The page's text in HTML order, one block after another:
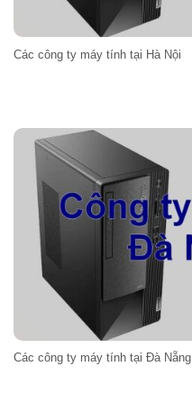
Các công ty máy tính tại Hà Nội
Các công ty máy tính tại Đà Nẵng